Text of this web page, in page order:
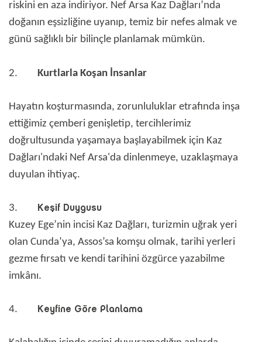
riskini en aza indiriyor. Nef Arsa Kaz Dağları’nda
doğanın eşsizliğine uyanıp, temiz bir nefes almak ve
günü sağlıklı bir bilinçle planlamak mümkün.
2. Kurtlarla Koşan İnsanlar
Hayatın koşturmasında, zorunluluklar etrafında inşa
ettiğimiz çemberi genişletip, tercihlerimiz
doğrultusunda yaşamaya başlayabilmek için Kaz
Dağları'ndaki Nef Arsa'da dinlenmeye, uzaklaşmaya
duyulan ihtiyaç.
3.
Keşif Duygusu
Kuzey Ege’nin incisi Kaz Dağları, turizmin uğrak yeri
olan Cunda’ya, Assos’sa komşu olmak, tarihi yerleri
gezme fırsatı ve kendi tarihini özgürce yazabilme
imkânı.
4. Keyfine Göre Planlama